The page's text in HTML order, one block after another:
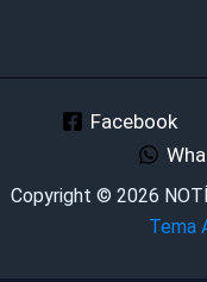
Facebook
Copyright © 2026
Tema